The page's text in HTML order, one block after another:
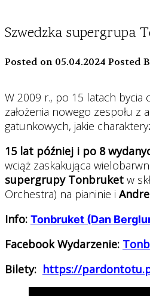
Szwedzka supergrupa
Posted on 05.04.2024 Posted
W 2009 r., po 15 latach bycia
założenia nowego zespołu
gatunkowych, jakie
15 lat później i po 8
wciąż zaskakująca
supergrupy Tonbruket w
Orchestra) na pianinie i
Info: Tonbruket (Dan
Facebook Wydarzenie:
Bilety: https://